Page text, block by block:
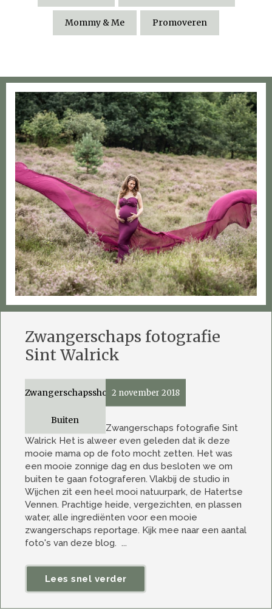
Mommy & Me Promoveren
Zwangerschaps fotografie
Sint Walrick
2 november 2018
Zwangerschapsshoot
Buiten
Zwangerschaps fotografie Sint
Walrick Het is alweer even geleden dat ik deze
mooie mama op de foto mocht zetten. Het was
een mooie zonnige dag en dus besloten we om
buiten te gaan fotograferen. Vlakbij de studio in
Wijchen zit een heel mooi natuurpark, de Hatertse
Vennen. Prachtige heide, vergezichten, en plassen
water, alle ingrediënten voor een mooie
zwangerschaps reportage. Kijk mee naar een aantal
foto's van deze blog. ...
Lees snel verder